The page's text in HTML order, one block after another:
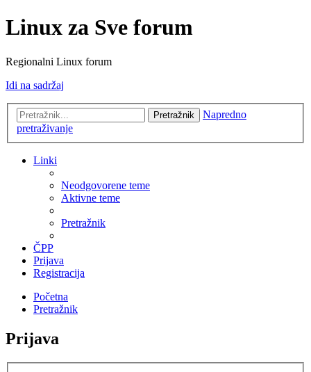
Linux za Sve forum
Regionalni Linux forum
Idi na sadržaj
Pretražnik
Napredno
pretraživanje
Linki
Neodgovorene teme
Aktivne teme
Pretražnik
ČPP
Prijava
Registracija
Početna
Pretražnik
Prijava